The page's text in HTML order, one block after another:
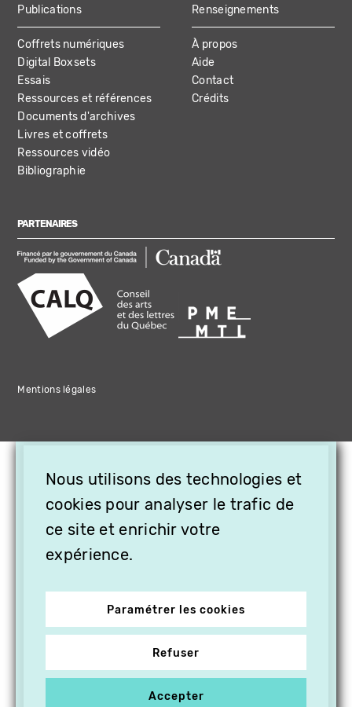
Publications
Coffrets numériques
Digital Boxsets
Essais
Ressources et références
Documents d'archives
Livres et coffrets
Ressources vidéo
Bibliographie
Renseignements
À propos
Aide
Contact
Crédits
PARTENAIRES
Mentions légales
Nous utilisons des technologies et
cookies pour analyser le trafic de
ce site et enrichir votre
expérience.
Paramétrer les cookies
Refuser
Accepter
OFFREZ LA VIDÉO EN
CADEAU, ABONNEZ VOS
PROCHES À VITHÈQUE !